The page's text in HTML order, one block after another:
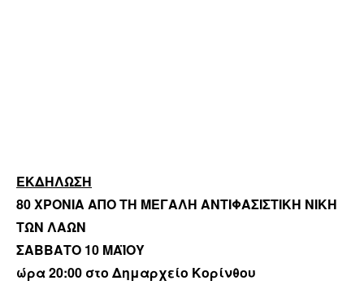
ΕΚΔΗΛΩΣΗ
80 ΧΡΟΝΙΑ ΑΠΟ ΤΗ ΜΕΓΑΛΗ ΑΝΤΙΦΑΣΙΣΤΙΚΗ ΝΙΚΗ
ΤΩΝ ΛΑΩΝ
ΣΑΒΒΑΤΟ 10 ΜΑΪΟΥ
ώρα 20:00 στο Δημαρχείο Κορίνθου